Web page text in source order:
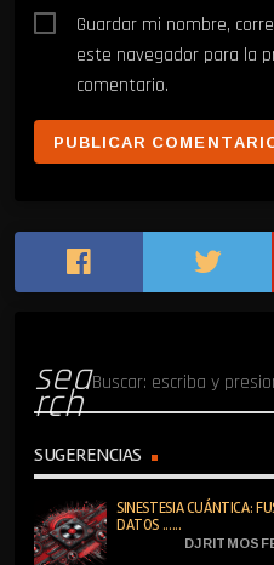
Guardar mi nombre,
este navegador para la
comentario.
sea
rch
SUGERENCIAS
SINESTESIA CUÁNTICA:
DATOS ......